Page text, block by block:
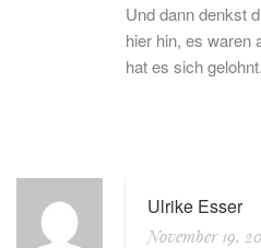
Und dann denkst
hier hin, es waren
hat es sich gelohnt.
Ulrike Esser
November 19,